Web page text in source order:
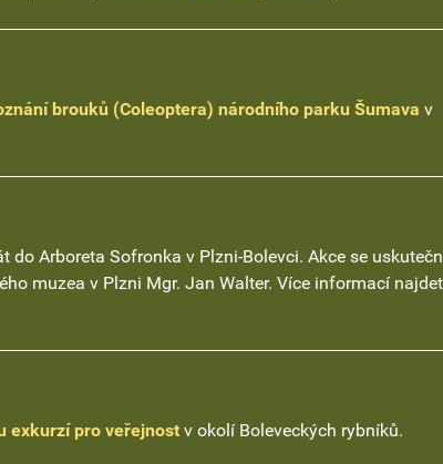
brouků (Coleoptera) národního parku Šumava v
Arboreta Sofronka v Plzni-Bolevci. Akce se
muzea v Plzni Mgr. Jan Walter. Více informací
exkurzí pro veřejnost v okolí Boleveckých rybníků.